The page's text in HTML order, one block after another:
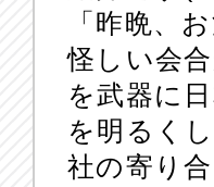
「昨晩、
怪しい会
を武器に
を明るく
社の寄り